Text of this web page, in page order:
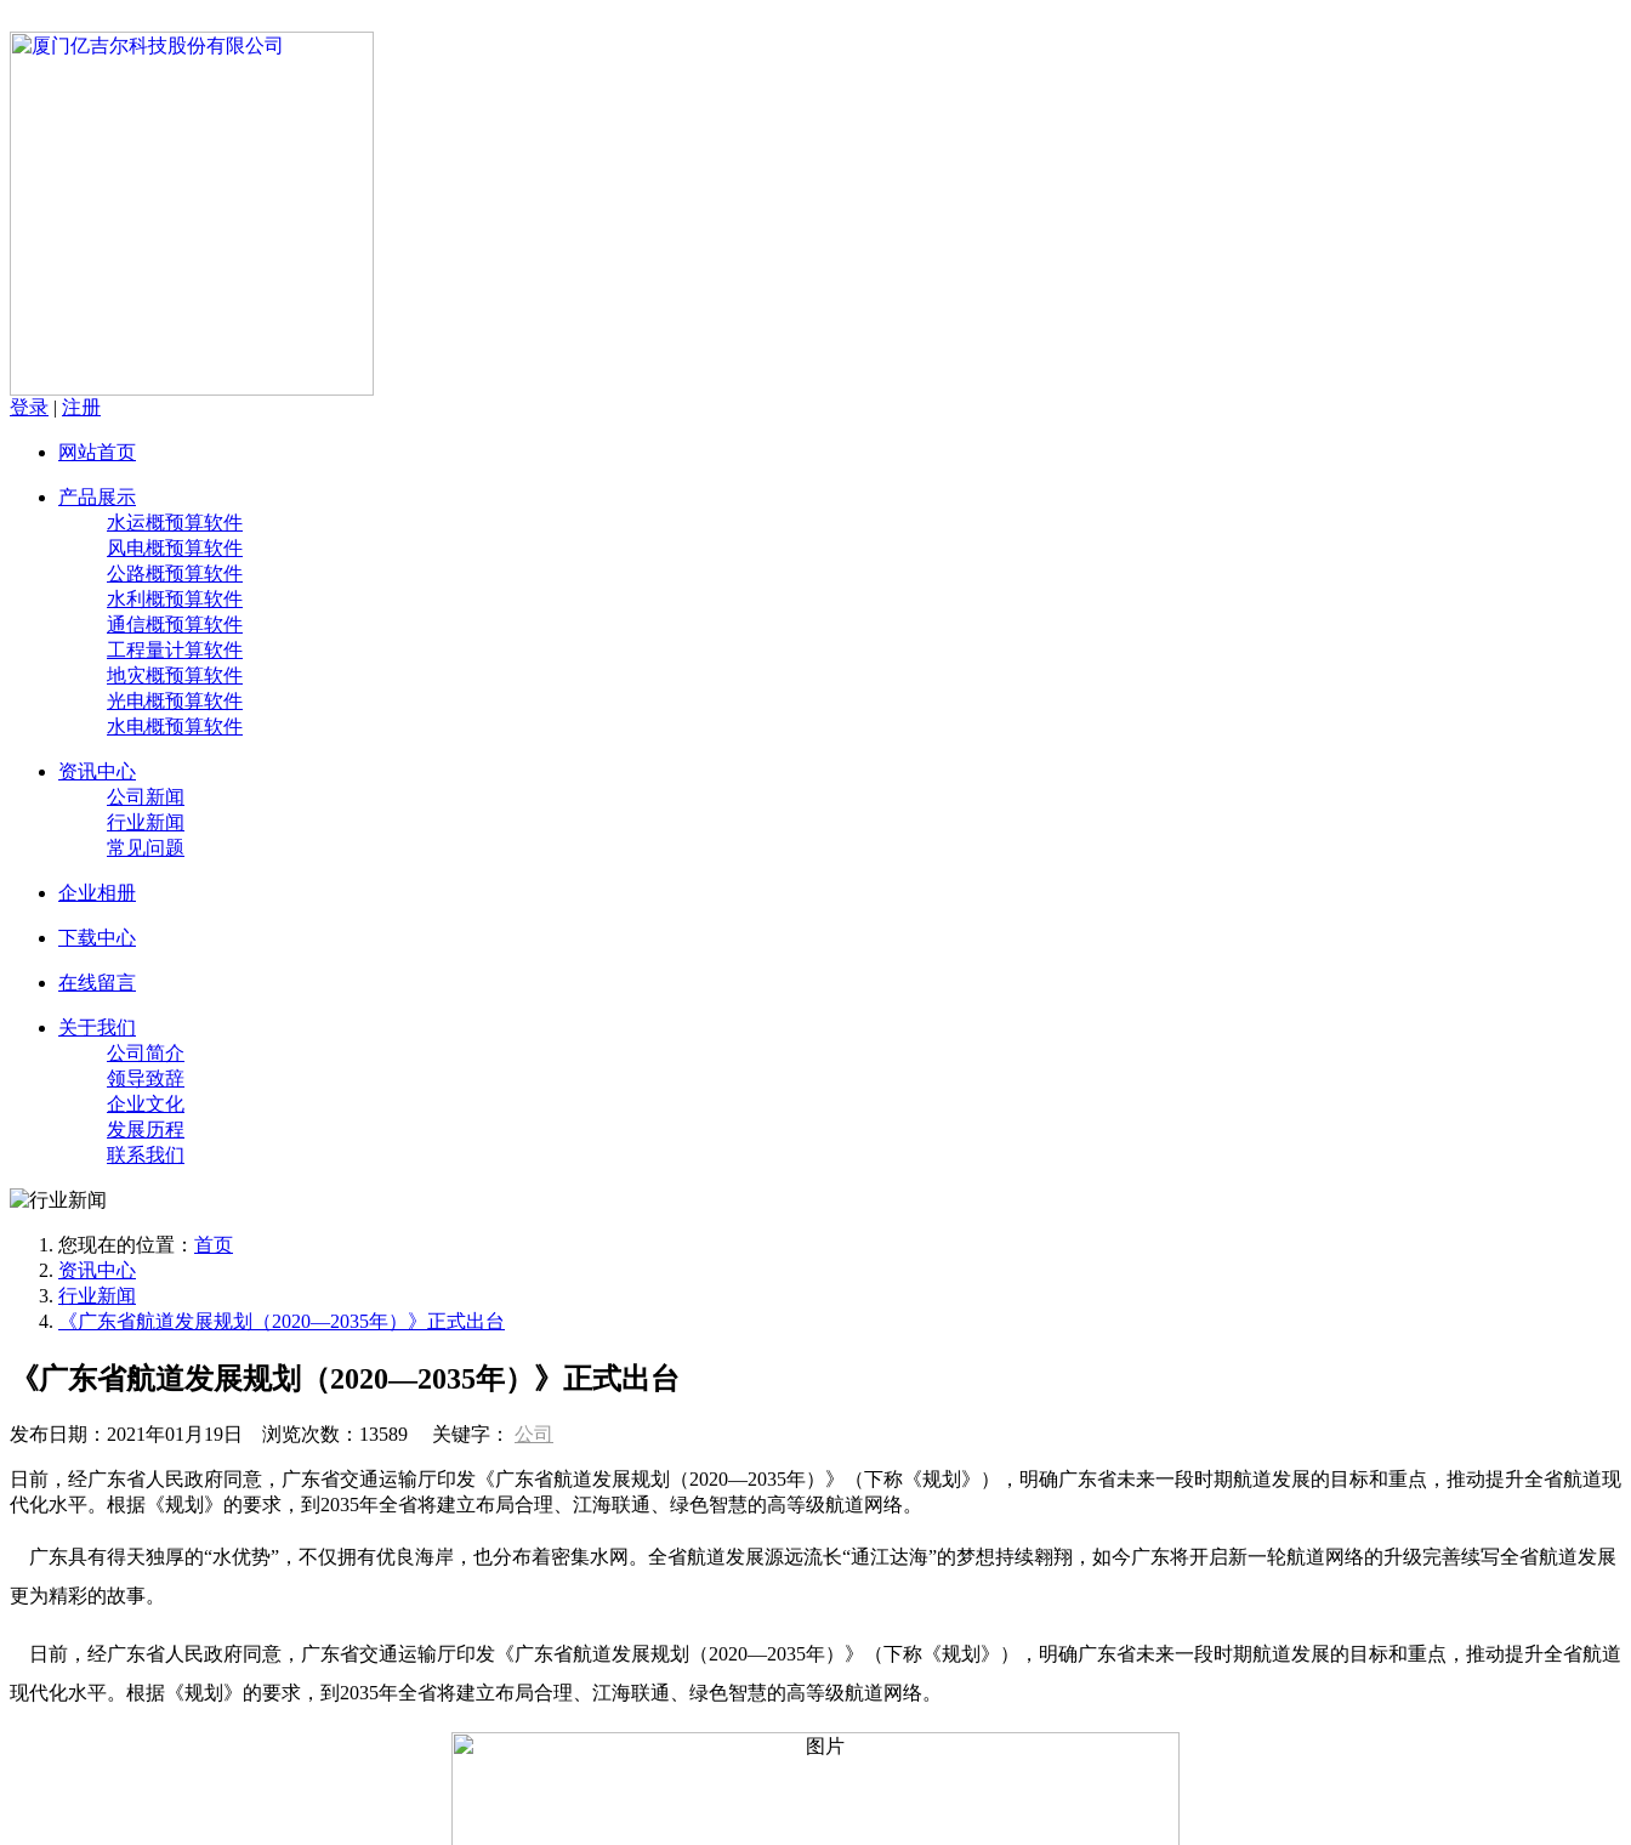
登录 | 注册
网站首页
产品展示
水运概预算软件
风电概预算软件
公路概预算软件
水利概预算软件
通信概预算软件
工程量计算软件
地灾概预算软件
光电概预算软件
水电概预算软件
资讯中心
公司新闻
行业新闻
常见问题
企业相册
下载中心
在线留言
关于我们
公司简介
领导致辞
企业文化
发展历程
联系我们
您现在的位置： 首页
资讯中心
行业新闻
《广东省航道发展规划（2020—2035年）》正式出台
《广东省航道发展规划（2020—2035年）》正式出台
发布日期： 2021年01月19日 浏览次数： 13589 关键字： 公司
日前，经广东省人民政府同意，广东省交通运输厅印发《广东省航道发展规划（2020—2035年）》（下称《规划》），明确广东省未来一段时期航道发展的目标和重点，推动提升全省航道现
代化水平。根据《规划》的要求，到2035年全省将建立布局合理、江海联通、绿色智慧的高等级航道网络。
广东具有得天独厚的“水优势”，不仅拥有优良海岸，也分布着密集水网。全省航道发展源远流长“通江达海”的梦想持续翱翔，如今广东将开启新一轮航道网络的升级完善续写全省航道发展
更为精彩的故事。
日前，经广东省人民政府同意，广东省交通运输厅印发《广东省航道发展规划（2020—2035年）》（下称《规划》），明确广东省未来一段时期航道发展的目标和重点，推动提升全省航道
现代化水平。根据《规划》的要求，到2035年全省将建立布局合理、江海联通、绿色智慧的高等级航道网络。